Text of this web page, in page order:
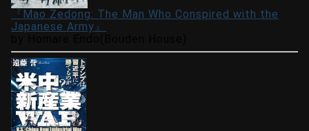
『Mao Zedong: The Man Who Conspired with the
Japanese Army』